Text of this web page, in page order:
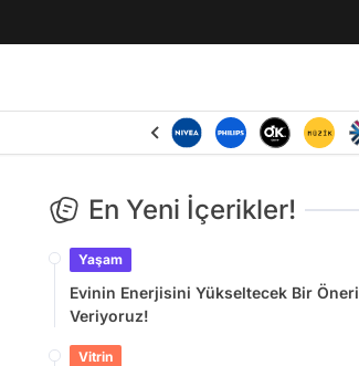
En Yeni İçerikler!
Yaşam
Evinin Enerjisini Yükseltecek Bir Öneri
Veriyoruz!
Vitrin